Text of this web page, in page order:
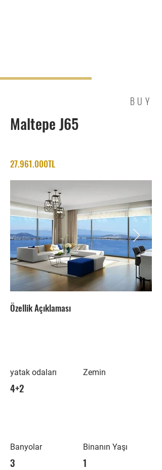
BUY
Maltepe J65
27.961.000TL
Özellik Açıklaması
yatak odaları
4+2
Banyolar
3
Zemin
Binanın Yaşı
1